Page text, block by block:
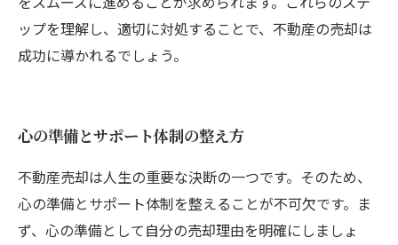
ップを理解し、適切に対処することで、不動産の売却は
成功に導かれるでしょう。
心の準備とサポート体制の整え方
不動産売却は人生の重要な決断の一つです。そのため、
心の準備とサポート体制を整えることが不可欠です。ま
ず、心の準備として自分の売却理由を明確にしましょ